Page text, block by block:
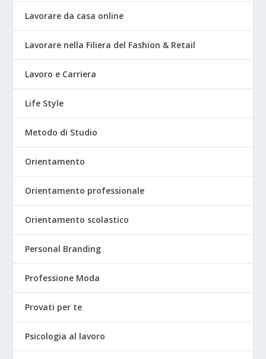
Lavorare da casa online
Lavorare nella Filiera del Fashion & Retail
Lavoro e Carriera
Life Style
Metodo di Studio
Orientamento
Orientamento professionale
Orientamento scolastico
Personal Branding
Professione Moda
Provati per te
Psicologia al lavoro